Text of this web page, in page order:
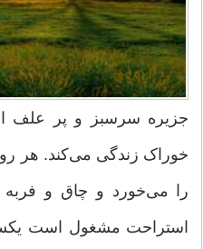
جزیره سرسبز و پر
خوراک زندگی می‌کند. هر
را می‌خورد و چاق و
استراحت مشغول است